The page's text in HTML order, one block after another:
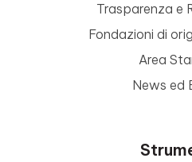
Trasparenza e
Fondazioni di
Area
News ed